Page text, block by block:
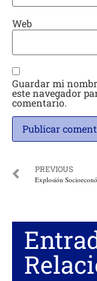
Web
Guardar mi
este navegador
comentario.
PREVIOUS